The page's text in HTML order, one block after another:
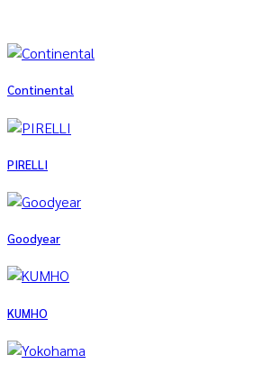
Continental
PIRELLI
Goodyear
KUMHO